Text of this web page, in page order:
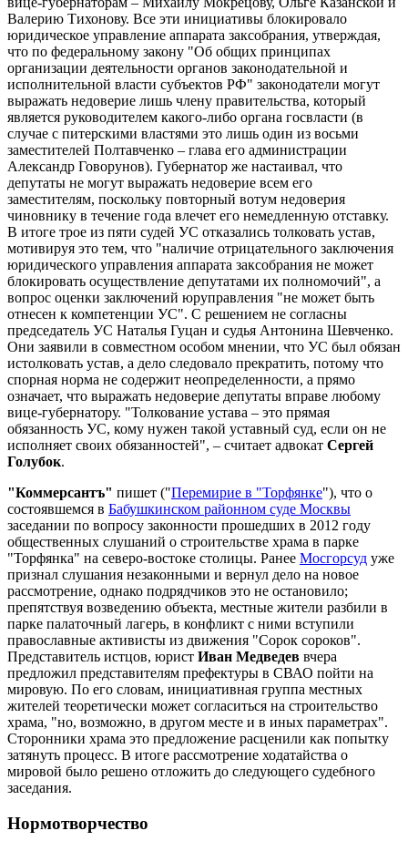
Валерию Тихонову. Все эти инициативы блокировало
юридическое управление аппарата заксобрания, утверждая,
что по федеральному закону "Об общих принципах
организации деятельности органов законодательной и
исполнительной власти субъектов РФ" законодатели могут
выражать недоверие лишь члену правительства, который
является руководителем какого-либо органа госвласти (в
случае с питерскими властями это лишь один из восьми
заместителей Полтавченко – глава его администрации
Александр Говорунов). Губернатор же настаивал, что
депутаты не могут выражать недоверие всем его
заместителям, поскольку повторный вотум недоверия
чиновнику в течение года влечет его немедленную отставку.
В итоге трое из пяти судей УС отказались толковать устав,
мотивируя это тем, что "наличие отрицательного заключения
юридического управления аппарата заксобрания не может
блокировать осуществление депутатами их полномочий", а
вопрос оценки заключений юруправления "не может быть
отнесен к компетенции УС". С решением не согласны
председатель УС Наталья Гуцан и судья Антонина Шевченко.
Они заявили в совместном особом мнении, что УС был обязан
истолковать устав, а дело следовало прекратить, потому что
спорная норма не содержит неопределенности, а прямо
означает, что выражать недоверие депутаты вправе любому
вице-губернатору. "Толкование устава – это прямая
обязанность УС, кому нужен такой уставный суд, если он не
исполняет своих обязанностей", – считает адвокат Сергей
Голубок.
"Коммерсантъ" пишет ("Перемирие в "Торфянке"), что о
состоявшемся в Бабушкинском районном суде Москвы
заседании по вопросу законности прошедших в 2012 году
общественных слушаний о строительстве храма в парке
"Торфянка" на северо-востоке столицы. Ранее Мосгорсуд уже
признал слушания незаконными и вернул дело на новое
рассмотрение, однако подрядчиков это не остановило;
препятствуя возведению объекта, местные жители разбили в
парке палаточный лагерь, в конфликт с ними вступили
православные активисты из движения "Сорок сороков".
Представитель истцов, юрист Иван Медведев вчера
предложил представителям префектуры в СВАО пойти на
мировую. По его словам, инициативная группа местных
жителей теоретически может согласиться на строительство
храма, "но, возможно, в другом месте и в иных параметрах".
Сторонники храма это предложение расценили как попытку
затянуть процесс. В итоге рассмотрение ходатайства о
мировой было решено отложить до следующего судебного
заседания.
Нормотворчество